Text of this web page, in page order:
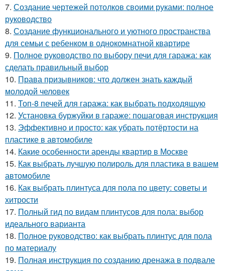
7. Создание чертежей потолков своими руками: полное
руководство
8. Создание функционального и уютного пространства
для семьи с ребенком в однокомнатной квартире
9. Полное руководство по выбору печи для гаража: как
сделать правильный выбор
10. Права призывников: что должен знать каждый
молодой человек
11. Топ-8 печей для гаража: как выбрать подходящую
12. Установка буржуйки в гараже: пошаговая инструкция
13. Эффективно и просто: как убрать потёртости на
пластике в автомобиле
14. Какие особенности аренды квартир в Москве
15. Как выбрать лучшую полироль для пластика в вашем
автомобиле
16. Как выбрать плинтуса для пола по цвету: советы и
хитрости
17. Полный гид по видам плинтусов для пола: выбор
идеального варианта
18. Полное руководство: как выбрать плинтус для пола
по материалу
19. Полная инструкция по созданию дренажа в подвале